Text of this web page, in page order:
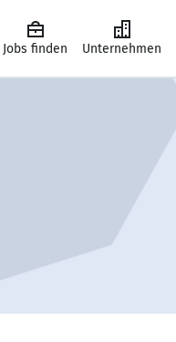
Jobs finden Unternehmen